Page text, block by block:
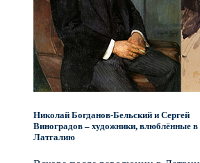
Николай Богданов-Бельский и Сергей
Виноградов – художники, влюблённые в
Латгалию